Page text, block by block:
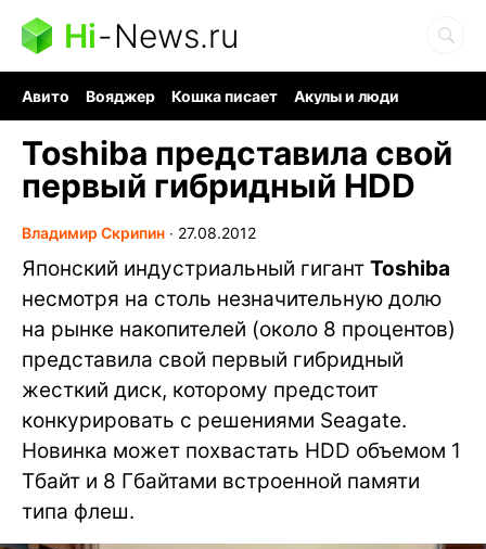
Hi-News.ru
Авито Вояджер Кошка писает
Акулы и люди
Toshiba представила свой
первый гибридный HDD
Владимир Скрипин ∙ 27.08.2012
Японский индустриальный гигант Toshiba
несмотря на столь незначительную долю
на рынке накопителей (около 8 процентов)
представила свой первый гибридный
жесткий диск, которому предстоит
конкурировать с решениями Seagate.
Новинка может похвастать HDD объемом 1
Тбайт и 8 Гбайтами встроенной памяти
типа флеш.